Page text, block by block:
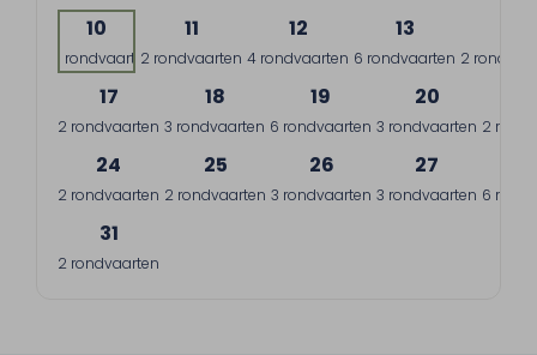
10
1 rondvaart
11
2 rondvaarten
12
4 rondvaarten
13
6 rondvaarten 2
17
2 rondvaarten
18
3 rondvaarten
19
6 rondvaarten
20
3 rondvaarten 2
24
2 rondvaarten
25
2 rondvaarten
26
3 rondvaarten
27
3 rondvaarten 6
31
2 rondvaarten